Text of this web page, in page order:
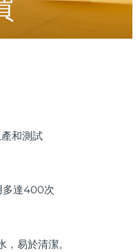
和測試
多達400次
易於清潔。